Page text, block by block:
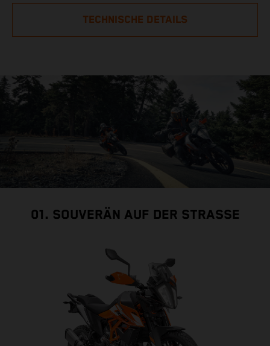
TECHNISCHE DETAILS
01. SOUVERÄN AUF DER STRASSE